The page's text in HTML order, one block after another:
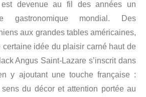
devenue au fil des années un
gastronomique mondial. Des
aux grandes tables américaines,
idée du plaisir carné haut de
Angus Saint-Lazare s’inscrit dans
y ajoutant une touche française :
du décor et attention portée au